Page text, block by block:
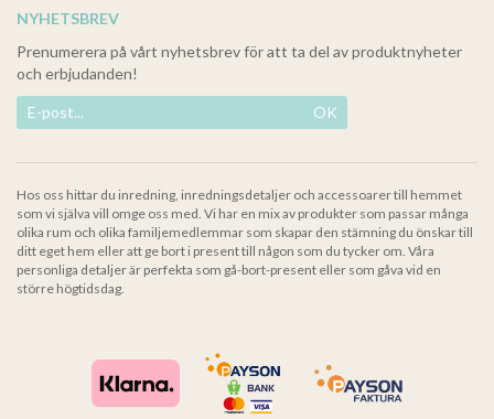
NYHETSBREV
Prenumerera på vårt nyhetsbrev för att ta del av produktnyheter
och erbjudanden!
OK
Hos oss hittar du inredning, inredningsdetaljer och accessoarer till hemmet
som vi själva vill omge oss med. Vi har en mix av produkter som passar många
olika rum och olika familjemedlemmar som skapar den stämning du önskar till
ditt eget hem eller att ge bort i present till någon som du tycker om. Våra
personliga detaljer är perfekta som gå-bort-present eller som gåva vid en
större högtidsdag.